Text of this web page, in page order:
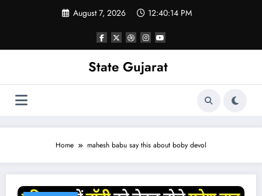
August 7, 2026 12:40:15 PM
State Gujarat
Home mahesh babu say this about boby devol